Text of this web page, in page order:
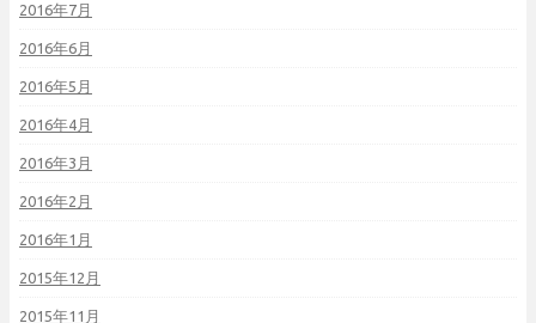
2016年7月
2016年6月
2016年5月
2016年4月
2016年3月
2016年2月
2016年1月
2015年12月
2015年11月